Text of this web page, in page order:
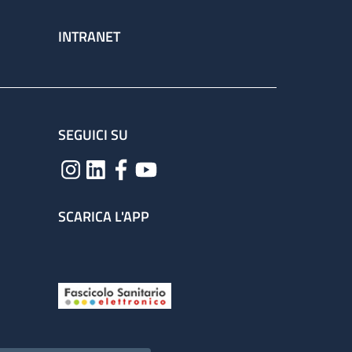
INTRANET
SEGUICI SU
SCARICA L'APP